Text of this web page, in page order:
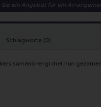
ein Angebot für ein
Schlagworte (0)
samenbrengt met hun